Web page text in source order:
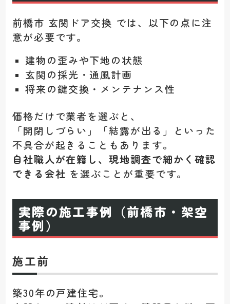
前橋市 玄関ドア交換 では、以下の点に注
意が必要です。
建物の歪みや下地の状態
玄関の採光・通風計画
将来の鍵交換・メンテナンス性
価格だけで業者を選ぶと、
「開閉しづらい」「結露が出る」といった
不具合が起きることもあります。
自社職人が在籍し、現地調査で細かく確認
できる会社 を選ぶことが重要です。
実際の施工事例（前橋市・架空
事例）
施工前
築30年の戸建住宅。